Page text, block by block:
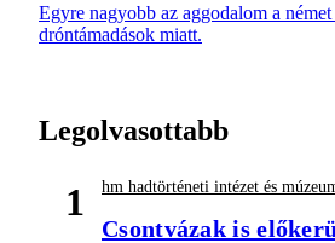
Egyre nagyobb az aggodalom a
dróntámadások miatt.
Legolvasottabb
1 hm hadtörténeti intézet és
Csontvázak is